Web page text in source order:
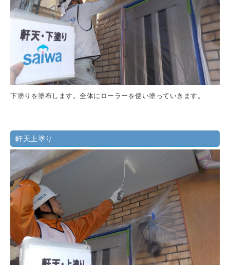
下塗りを塗布します。全体にローラーを使い塗っていきます。
軒天上塗り